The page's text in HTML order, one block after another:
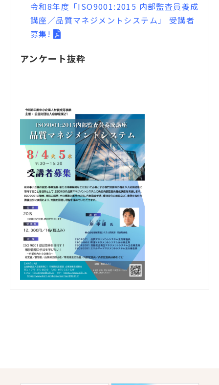
令和8年度「ISO9001:2015 内部監査員養成
講座／品質マネジメントシステム」 受講者
募集!
アンケート抜粋